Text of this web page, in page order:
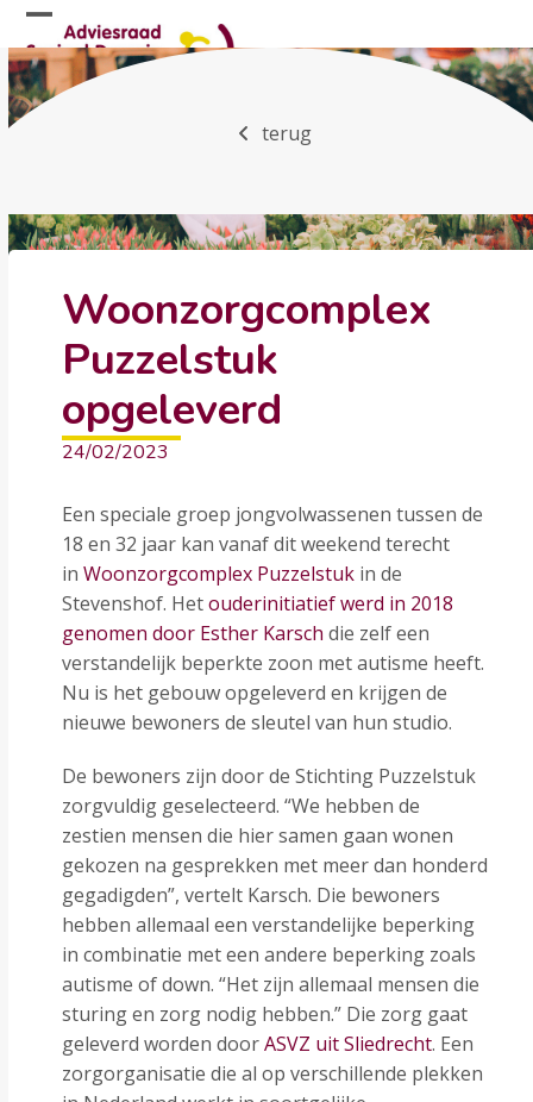
Skip
to
content
Open
mobile
menu
Close
mobile
menu
terug
Woonzorgcomplex
Puzzelstuk
opgeleverd
24/02/2023
Een speciale groep jongvolwassenen tussen de
18 en 32 jaar kan vanaf dit weekend terecht
inWoonzorgcomplex Puzzelstuk in de
Stevenshof. Hetouderinitiatief werd in 2018
genomen door Esther Karsch die zelf een
verstandelijk beperkte zoon met autisme heeft.
Nu is het gebouw opgeleverd en krijgen de
nieuwe bewoners de sleutel van hun studio.
De bewoners zijn door de Stichting Puzzelstuk
zorgvuldig geselecteerd. “We hebben de
zestien mensen die hier samen gaan wonen
gekozen na gesprekken met meer dan honderd
gegadigden”, vertelt Karsch. Die bewoners
hebben allemaal een verstandelijke beperking
in combinatie met een andere beperking zoals
autisme of down. “Het zijn allemaal mensen die
sturing en zorg nodig hebben.” Die zorg gaat
geleverd worden doorASVZ uit Sliedrecht. Een
zorgorganisatie die al op verschillende plekken